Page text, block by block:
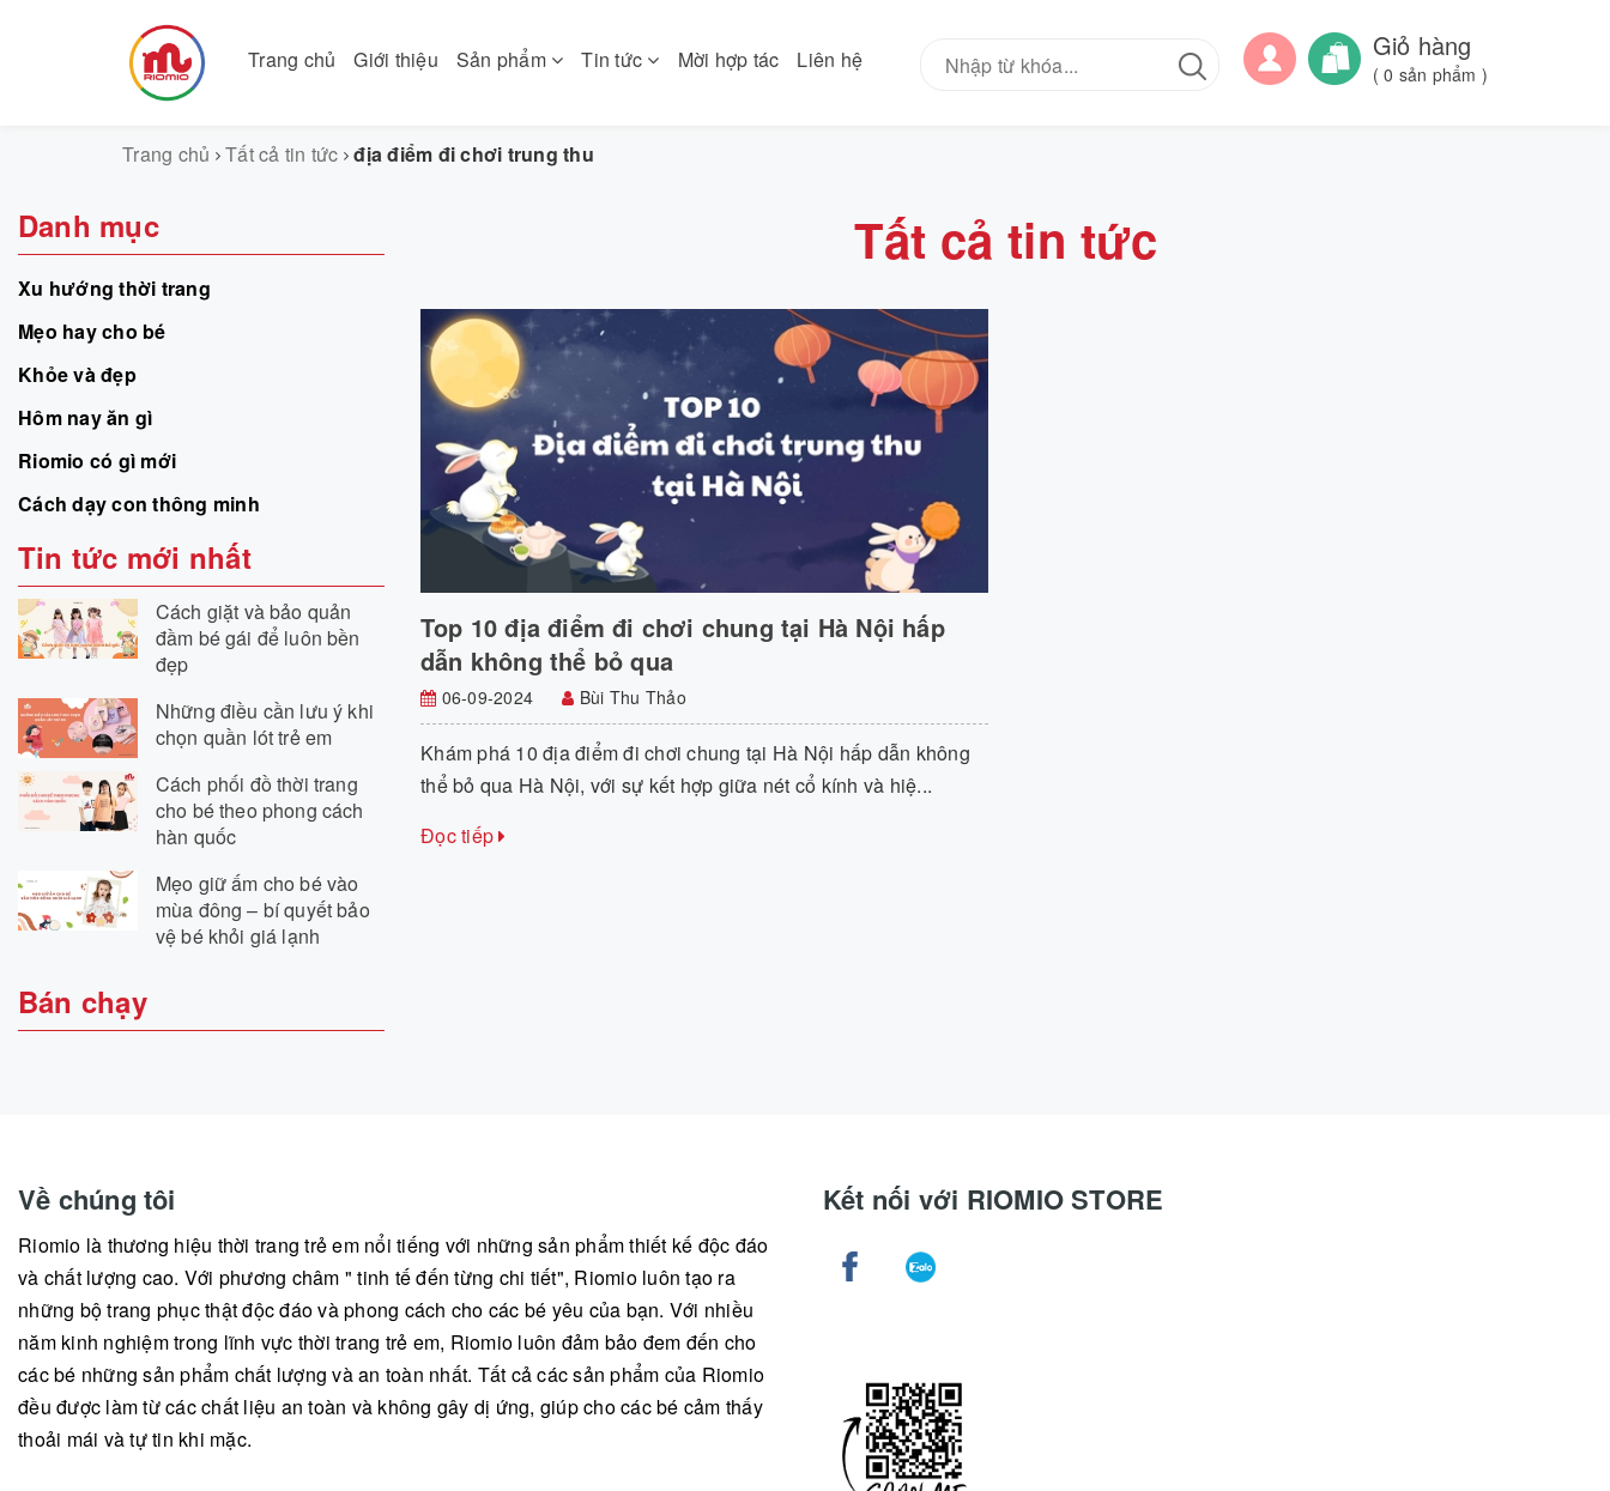
Trang chủ Giới thiệu Sản phẩm Tin tức Mời hợp tác Liên hệ Giỏ hàng
( 0 sản phẩm )
Trang chủ Tất cả tin tức địa điểm đi chơi trung thu
Tất cả tin tức
Top 10 địa điểm đi chơi chung tại Hà Nội hấp
dẫn không thể bỏ qua
06-09-2024 Bùi Thu Thảo
Khám phá 10 địa điểm đi chơi chung tại Hà Nội hấp dẫn không
thể bỏ qua Hà Nội, với sự kết hợp giữa nét cổ kính và hiệ...
Đọc tiếp
Danh mục
Xu hướng thời trang
Mẹo hay cho bé
Khỏe và đẹp
Hôm nay ăn gì
Riomio có gì mới
Cách dạy con thông minh
Tin tức mới nhất
Cách giặt và bảo quản
đầm bé gái để luôn bền
đẹp
Những điều cần lưu ý khi
chọn quần lót trẻ em
Cách phối đồ thời trang
cho bé theo phong cách
hàn quốc
Mẹo giữ ấm cho bé vào
mùa đông – bí quyết bảo
vệ bé khỏi giá lạnh
Bán chạy
Về chúng tôi
Riomio là thương hiệu thời trang trẻ em nổi tiếng với những sản phẩm thiết kế độc đáo
và chất lượng cao. Với phương châm " tinh tế đến từng chi tiết", Riomio luôn tạo ra
những bộ trang phục thật độc đáo và phong cách cho các bé yêu của bạn. Với nhiều
năm kinh nghiệm trong lĩnh vực thời trang trẻ em, Riomio luôn đảm bảo đem đến cho
các bé những sản phẩm chất lượng và an toàn nhất. Tất cả các sản phẩm của Riomio
đều được làm từ các chất liệu an toàn và không gây dị ứng, giúp cho các bé cảm thấy
thoải mái và tự tin khi mặc.
Kết nối với RIOMIO STORE